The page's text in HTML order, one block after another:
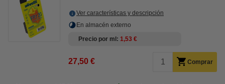
Ver características y descripción
En almacén externo
Precio por ml
1,53 €
27,50 € Comprar